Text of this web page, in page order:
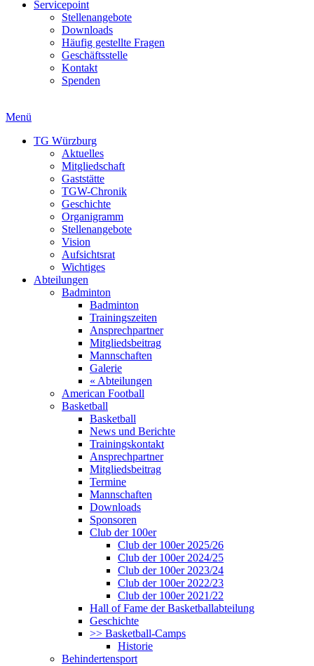
Servicepoint
Stellenangebote
Downloads
Häufig gestellte Fragen
Geschäftsstelle
Kontakt
Spenden
Menü
TG Würzburg
Aktuelles
Mitgliedschaft
Gaststätte
TGW-Chronik
Geschichte
Organigramm
Stellenangebote
Vision
Aufsichtsrat
Wichtiges
Abteilungen
Badminton
Badminton
Trainingszeiten
Ansprechpartner
Mitgliedsbeitrag
Mannschaften
Galerie
« Abteilungen
American Football
Basketball
Basketball
News und Berichte
Trainingskontakt
Ansprechpartner
Mitgliedsbeitrag
Termine
Mannschaften
Downloads
Sponsoren
Club der 100er
Club der 100er 2025/26
Club der 100er 2024/25
Club der 100er 2023/24
Club der 100er 2022/23
Club der 100er 2021/22
Hall of Fame der Basketballabteilung
Geschichte
>> Basketball-Camps
Historie
Behindertensport